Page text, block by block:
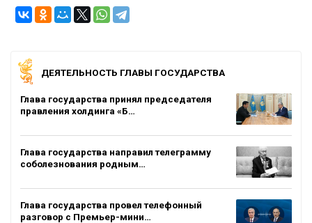
ДЕЯТЕЛЬНОСТЬ ГЛАВЫ ГОСУДАРСТВА
Глава государства принял председателя
правления холдинга «Б…
Глава государства направил телеграмму
соболезнования родным…
Глава государства провел телефонный
разговор с Премьер-мини…